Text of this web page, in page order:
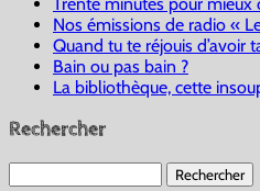
Nos émissions de radio «
Quand tu te réjouis d’avoir
Bain ou pas bain ?
La bibliothèque, cette
Rechercher